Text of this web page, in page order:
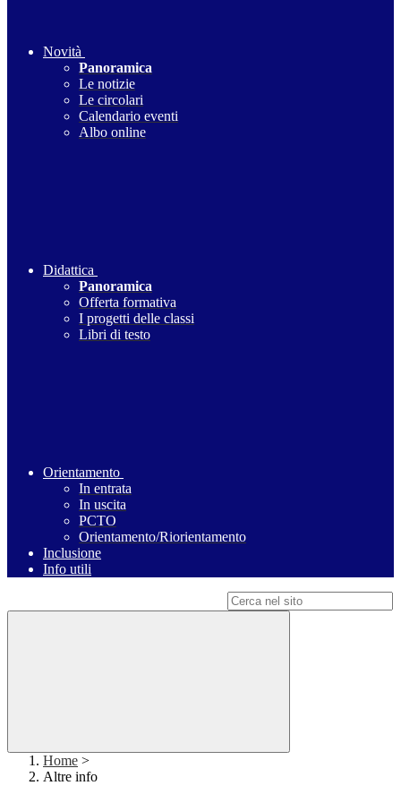
Novità
Panoramica
Le notizie
Le circolari
Calendario eventi
Albo online
Didattica
Panoramica
Offerta formativa
I progetti delle classi
Libri di testo
Orientamento
In entrata
In uscita
PCTO
Orientamento/Riorientamento
Inclusione
Info utili
Home >
Altre info